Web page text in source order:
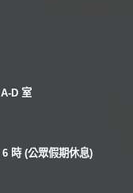
D 室
時 (公眾假期休息)